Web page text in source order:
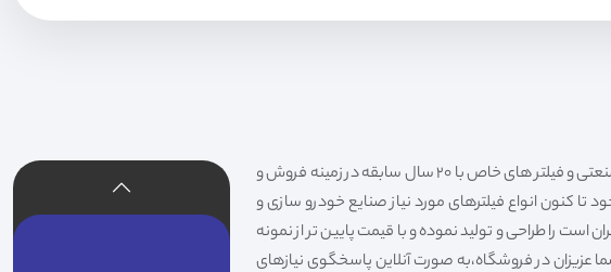
فیلتر شکری تهیه و توزیع کننده انواع فیلتر خودروهای سواری،سنگین،راهسازی و دستگاه های صنعتی و فیلتر های خاص با 20 سال سابقه در زمینه فروش و
تا کنون انواع فیلترهای مورد نیاز صنایع خودرو سازی و
را طراحی و تولید نموده و با قیمت پایین تر از نمونه
عزیزان در فروشگاه،به صورت آنلاین پاسخگوی نیازهای